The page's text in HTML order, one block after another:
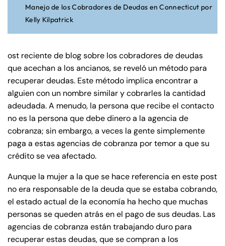
bo
ga
do
Pe
rs
on
al
Inj
ur
y
de
C
ne
Manejo de los Cobradores de Deudas en Connecticut por
Kelly Kilpatrick
ost reciente de blog sobre los cobradores de deudas
que acechan a los ancianos, se reveló un método para
recuperar deudas. Este método implica encontrar a
alguien con un nombre similar y cobrarles la cantidad
adeudada. A menudo, la persona que recibe el contacto
no es la persona que debe dinero a la agencia de
cobranza; sin embargo, a veces la gente simplemente
paga a estas agencias de cobranza por temor a que su
crédito se vea afectado.
Aunque la mujer a la que se hace referencia en este post
no era responsable de la deuda que se estaba cobrando,
el estado actual de la economía ha hecho que muchas
personas se queden atrás en el pago de sus deudas. Las
agencias de cobranza están trabajando duro para
recuperar estas deudas, que se compran a los